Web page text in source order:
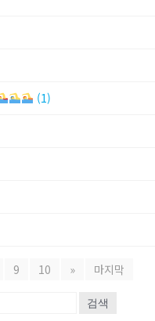
(1)
9 10 » 마지막
검색